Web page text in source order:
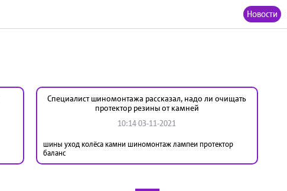
Новости
Специалист шиномонтажа рассказал, надо ли очищать
протектор резины от камней
10:14 03-11-2021
шины уход колёса камни шиномонтаж лампеи протектор
баланс